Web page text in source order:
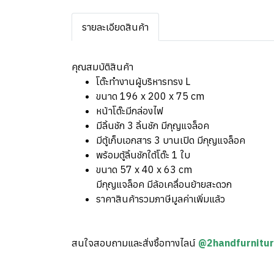
รายละเอียดสินค้า
คุณสมบัติสินค้า
โต๊ะทำงานผู้บริหารทรง L
ขนาด 196 x 200 x 75 cm
หน้าโต๊ะมีกล่องไฟ
มีลิ้นชัก 3 ลิ้นชัก มีกุญแจล็อค
มีตู้เก็บเอกสาร 3 บานเปิด มีกุญแจล็อค
พร้อมตู้ลิ้นชักใต้โต๊ะ 1 ใบ
ขนาด 57 x 40 x 63 cm
มีกุญแจล็อค มีล้อเคลื่อนย้ายสะดวก
ราคาสินค้ารวมภาษีมูลค่าเพิ่มแล้ว
สนใจสอบถามและสั่งซื้อทางไลน์